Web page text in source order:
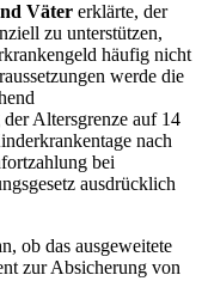
Väter erklärte, der
zu unterstützen,
häufig nicht
werde die
Altersgrenze auf 14
nach
bei
ausdrücklich
ob das ausgeweitete
zur Absicherung von